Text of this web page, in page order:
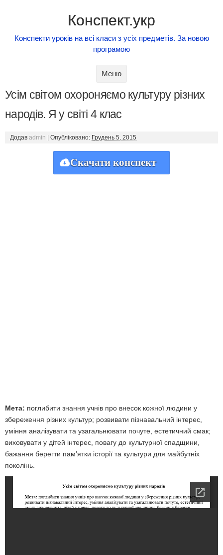
Конспект.укр
Конспекти уроків на всі класи з усіх предметів. За новою
програмою
Меню
Усім світом охороняємо культуру різних
народів. Я у світі 4 клас
Додав admin Опубліковано: Грудень 5, 2015
Скачати конспект
Мета: поглибити знання учнів про внесок кожної людини у
збереження різних культур; розвивати пізнавальний інтерес,
уміння аналізувати та узагальнювати почуте, естетичний смак;
виховувати у дітей інтерес, повагу до культурної спадщини,
бажання берегти пам’ятки історії та культури для майбутніх
поколінь.